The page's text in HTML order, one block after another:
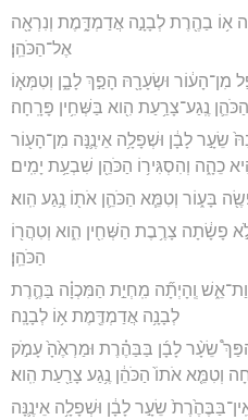
א֥וֹ בַהֶ֖רֶת לְבָנָ֣ה אֲדַמְדָּ֑מֶת וְנִרְאָ֖ה
אֶל־הַכֹּהֵֽן׃
מִן־הָע֔וֹר וּשְׂעָרָ֖הּ הָפַ֣ךְ לָבָ֑ן וְטִמְּא֧וֹ
הַכֹּהֵ֛ן נֶֽגַע־צָרַ֥עַת הִ֖וא בַּשְּׁחִ֥ין פָּרָֽחָה׃
שֵׂעָ֣ר לָבָ֔ן וּשְׁפָלָ֥ה אֵינֶ֛נָּה מִן־הָע֖וֹר
כֵהָ֑ה וְהִסְגִּיר֥וֹ הַכֹּהֵ֖ן שִׁבְעַ֥ת יָמִֽים׃
בָּע֑וֹר וְטִמֵּ֧א הַכֹּהֵ֛ן אֹת֖וֹ נֶ֥גַע הִֽוא׃
פָשָׂ֔תָה צָרֶ֥בֶת הַשְּׁחִ֖ין הִ֑וא וְטִהֲר֖וֹ
הַכֹּהֵֽן׃
וְֽהָיְתָ֞ה מִֽחְיַ֣ת הַמִּכְוָ֗ה בַּהֶ֛רֶת
לְבָנָ֥ה אֲדַמְדֶּ֖מֶת א֥וֹ לְבָנָֽה׃
שֵׂעָ֨ר לָבָ֜ן בַּבַּהֶ֗רֶת וּמַרְאֶ֙הָ֙ עָמֹ֣ק
וְטִמֵּ֤א אֹתוֹ֙ הַכֹּהֵ֔ן נֶ֥גַע צָרַ֖עַת הִֽוא׃
שֵׂעָ֣ר לָבָ֔ן וּשְׁפָלָ֥ה אֵינֶ֛נָּה